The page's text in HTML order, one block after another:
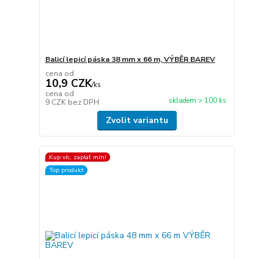
Balicí lepicí páska 38 mm x 66 m, VÝBĚR BAREV
cena od
10,9 CZK/ks
cena od
9 CZK bez DPH skladem > 100 ks
Zvolit variantu
Kup víc, zaplať mín!
Top produkt